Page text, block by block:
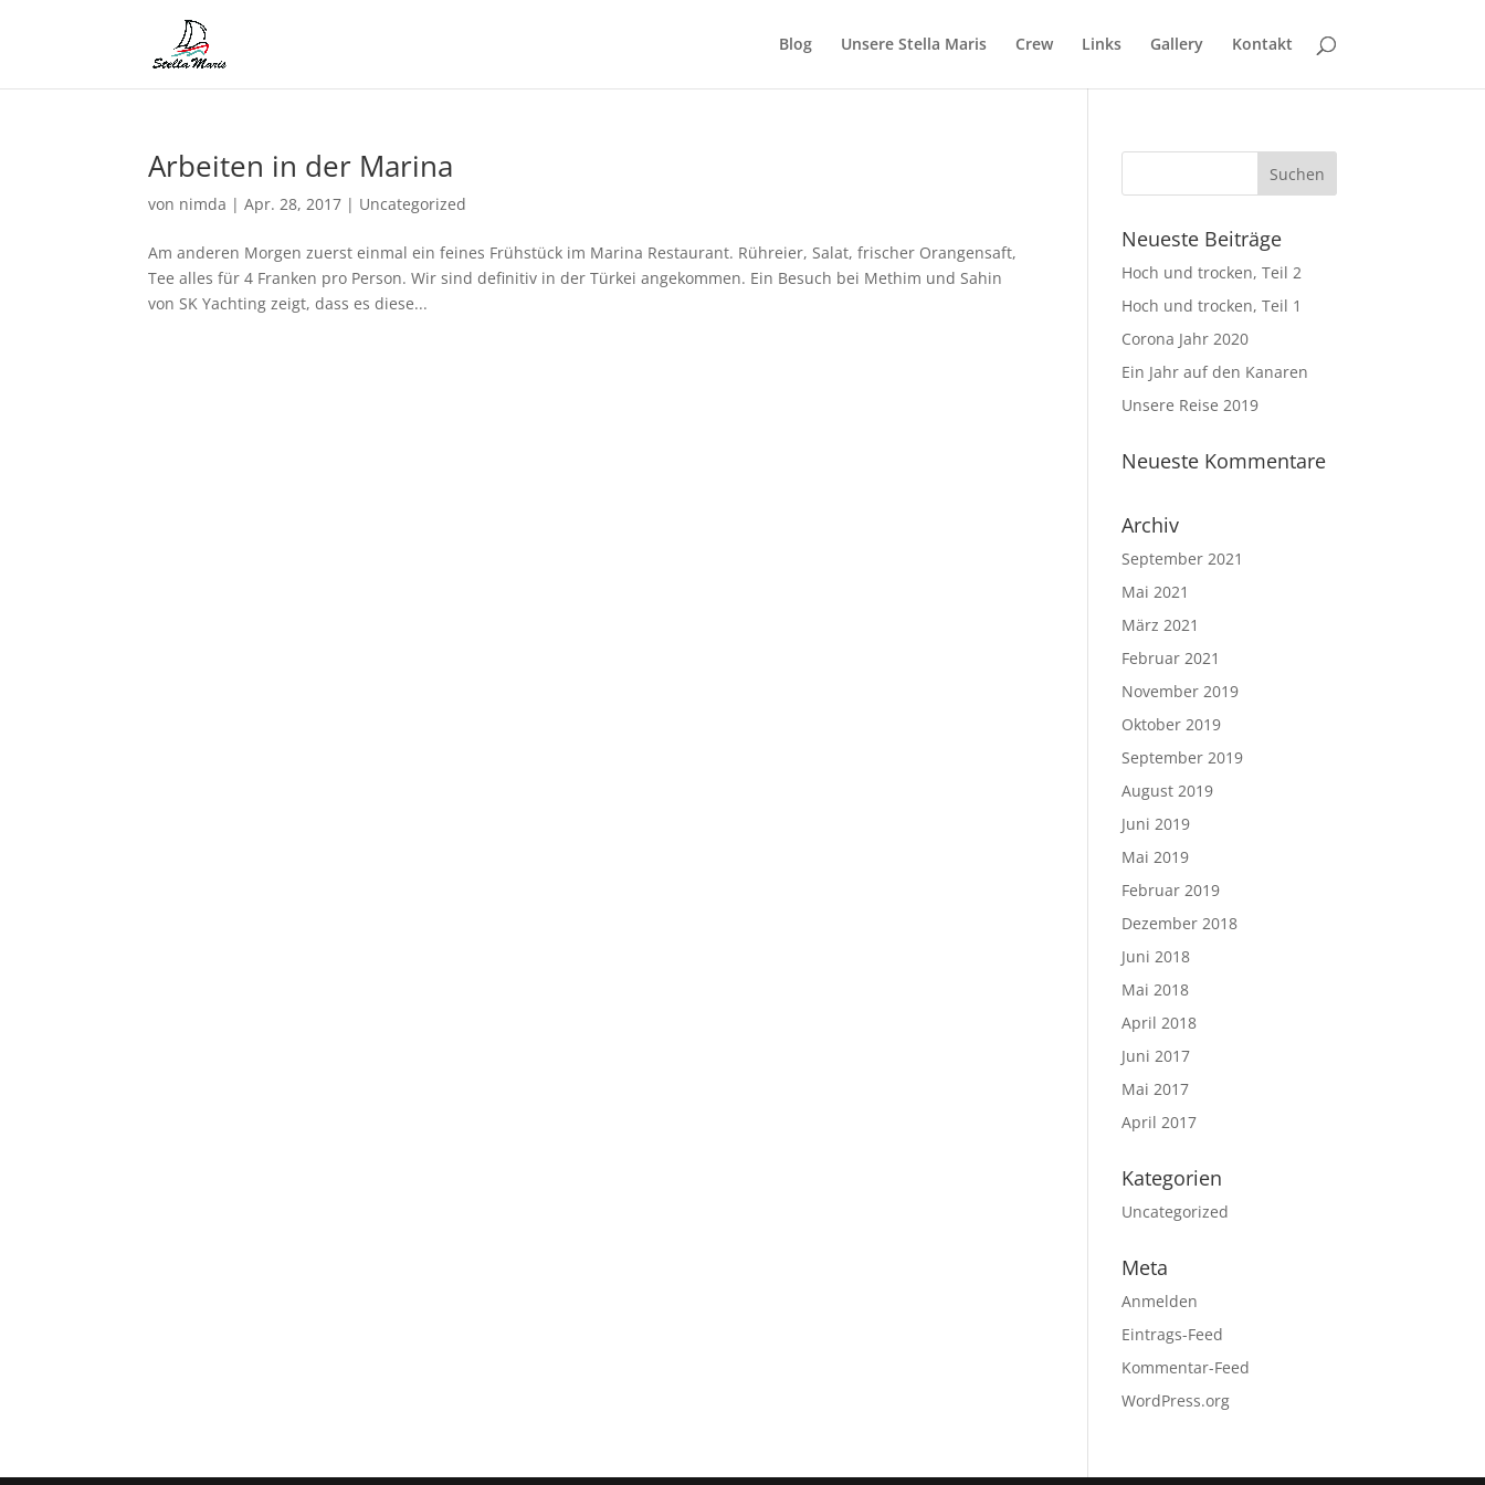
Blog Unsere Stella Maris Crew Links Gallery Kontakt
Arbeiten in der Marina
von nimda |Apr. 28, 2017 | Uncategorized
Am anderen Morgen zuerst einmal ein feines Frühstück im Marina Restaurant. Rühreier, Salat, frischer Orangensaft,
Tee alles für 4 Franken pro Person. Wir sind definitiv in der Türkei angekommen. Ein Besuch bei Methim und Sahin
von SK Yachting zeigt, dass es diese...
Neueste Beiträge
Hoch und trocken, Teil 2
Hoch und trocken, Teil 1
Corona Jahr 2020
Ein Jahr auf den Kanaren
Unsere Reise 2019
Neueste Kommentare
Archiv
September 2021
Mai 2021
März 2021
Februar 2021
November 2019
Oktober 2019
September 2019
August 2019
Juni 2019
Mai 2019
Februar 2019
Dezember 2018
Juni 2018
Mai 2018
April 2018
Juni 2017
Mai 2017
April 2017
Kategorien
Uncategorized
Meta
Anmelden
Eintrags-Feed
Kommentar-Feed
WordPress.org